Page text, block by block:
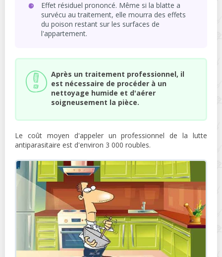
Effet résiduel prononcé. Même si la blatte a
survécu au traitement, elle mourra des effets
du poison restant sur les surfaces de
l'appartement.
Après un traitement professionnel, il
est nécessaire de procéder à un
nettoyage humide et d'aérer
soigneusement la pièce.
Le coût moyen d'appeler un professionnel de la lutte
antiparasitaire est d'environ 3 000 roubles.